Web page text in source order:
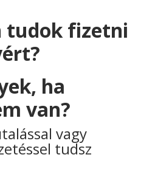
tudok fizetni
ha
van?
vagy
tudsz